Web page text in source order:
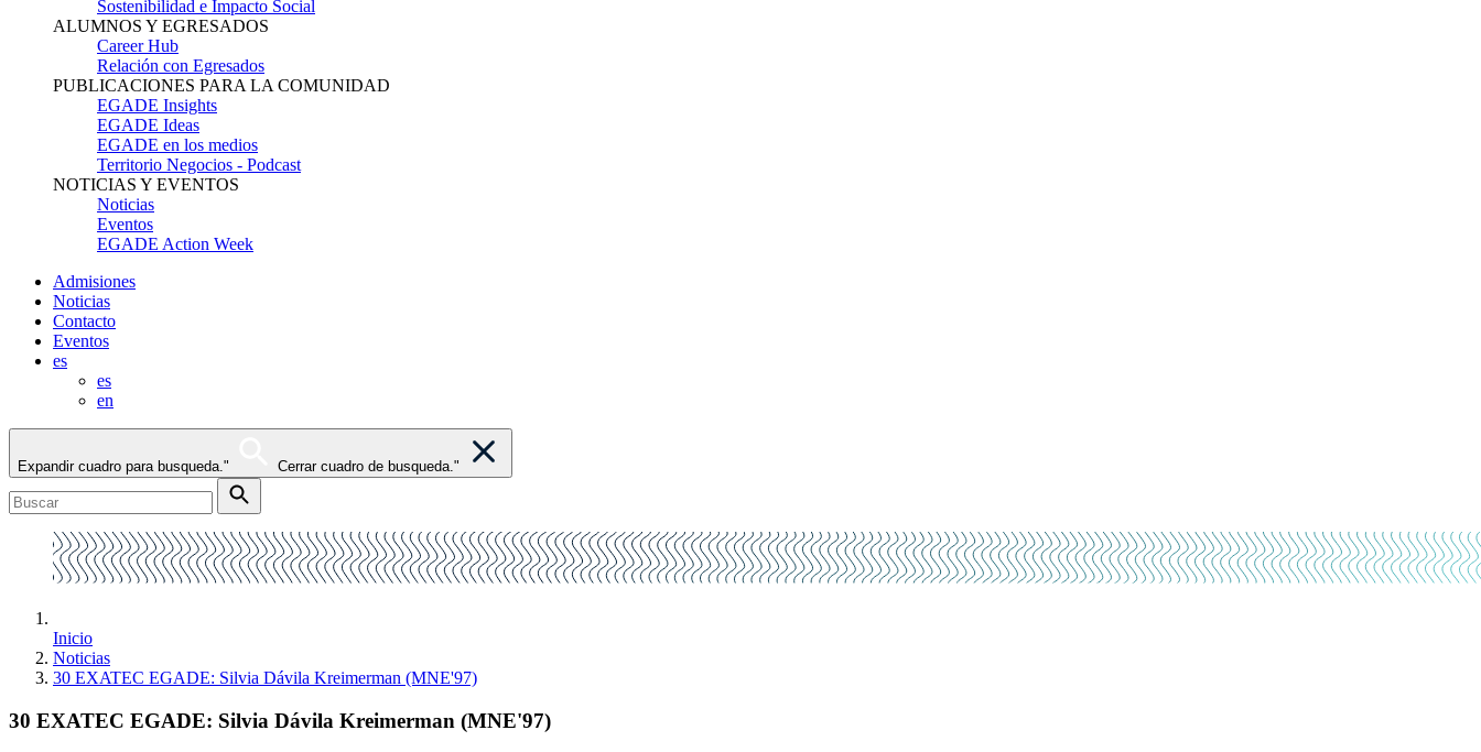
Sostenibilidad e Impacto Social
ALUMNOS Y EGRESADOS
Career Hub
Relación con Egresados
PUBLICACIONES PARA LA COMUNIDAD
EGADE Insights
EGADE Ideas
EGADE en los medios
Territorio Negocios - Podcast
NOTICIAS Y EVENTOS
Noticias
Eventos
EGADE Action Week
Admisiones
Noticias
Contacto
Eventos
es
es
en
Expandir cuadro para busqueda." Cerrar cuadro de busqueda."
Inicio
Noticias
30 EXATEC EGADE: Silvia Dávila Kreimerman (MNE'97)
30 EXATEC EGADE: Silvia Dávila Kreimerman (MNE'97)